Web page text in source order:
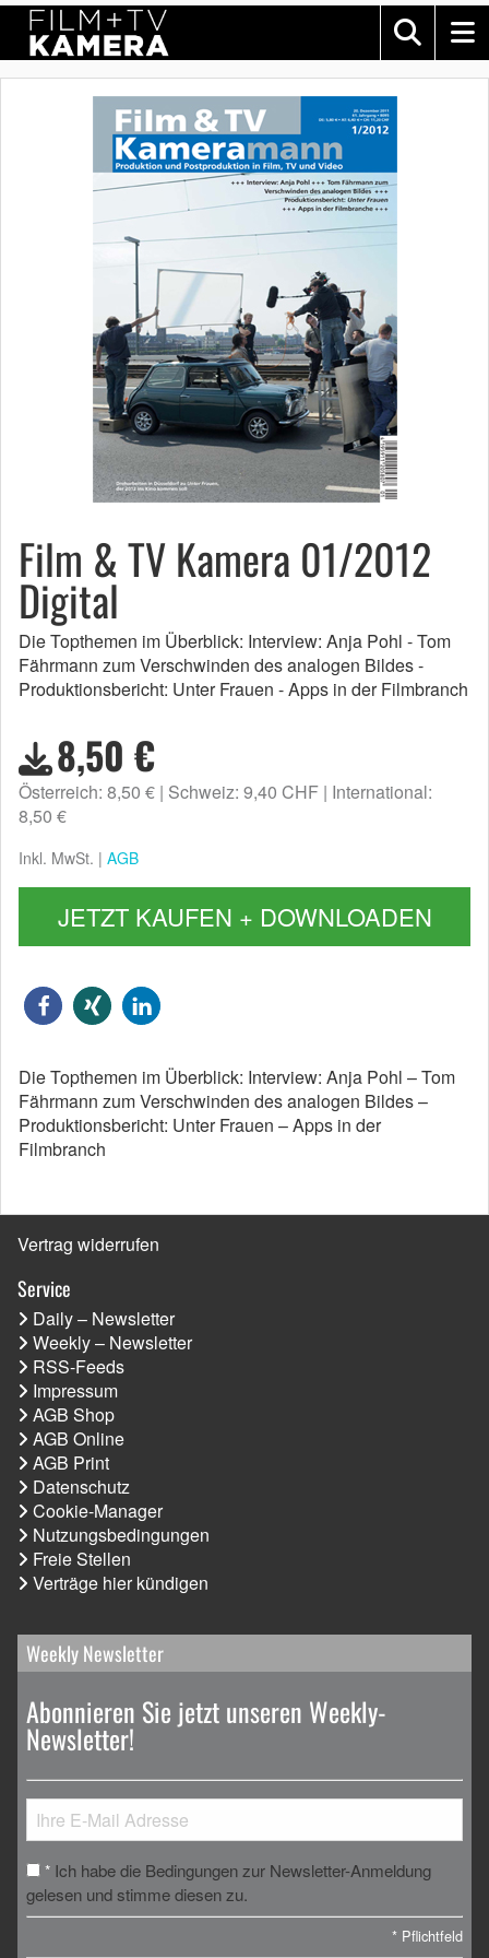
Film & TV Kamera 01/2012
Digital
Die Topthemen im Überblick: Interview: Anja Pohl - Tom
Fährmann zum Verschwinden des analogen Bildes -
Produktionsbericht: Unter Frauen - Apps in der Filmbranch
8,50 €
Österreich: 8,50 € Schweiz: 9,40 CHF International:
8,50 €
Inkl. MwSt. | AGB
JETZT KAUFEN + DOWNLOADEN
Die Topthemen im Überblick: Interview: Anja Pohl – Tom
Fährmann zum Verschwinden des analogen Bildes –
Produktionsbericht: Unter Frauen – Apps in der
Filmbranch
Vertrag widerrufen
Service
Daily – Newsletter
Weekly – Newsletter
RSS-Feeds
Impressum
AGB Shop
AGB Online
AGB Print
Datenschutz
Cookie-Manager
Nutzungsbedingungen
Freie Stellen
Verträge hier kündigen
Weekly Newsletter
Abonnieren Sie jetzt unseren Weekly-
Newsletter!
* Ich habe die Bedingungen zur Newsletter-Anmeldung
gelesen und stimme diesen zu.
* Pflichtfeld